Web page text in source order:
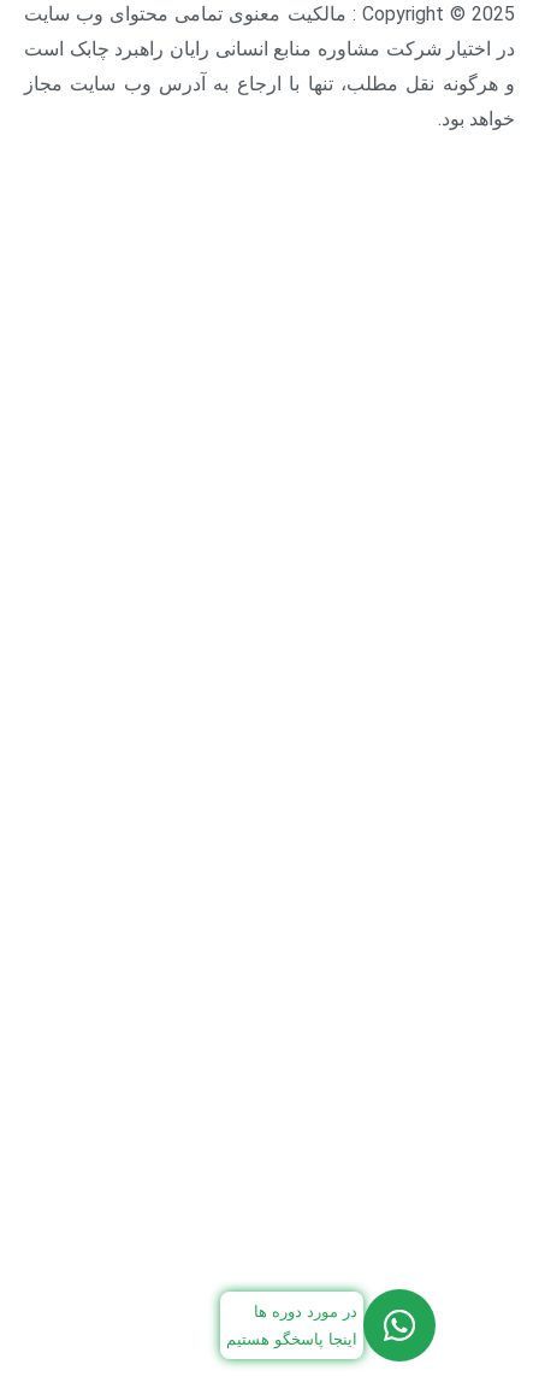
Copyright © 2025 : مالکیت معنوی تمامی محتوای وب سایت
شرکت مشاوره منابع انسانی رایان راهبرد چابک است
نقل مطلب، تنها با ارجاع به آدرس وب سایت مجاز
در مورد دوره ها
اینجا پاسخگو هستیم